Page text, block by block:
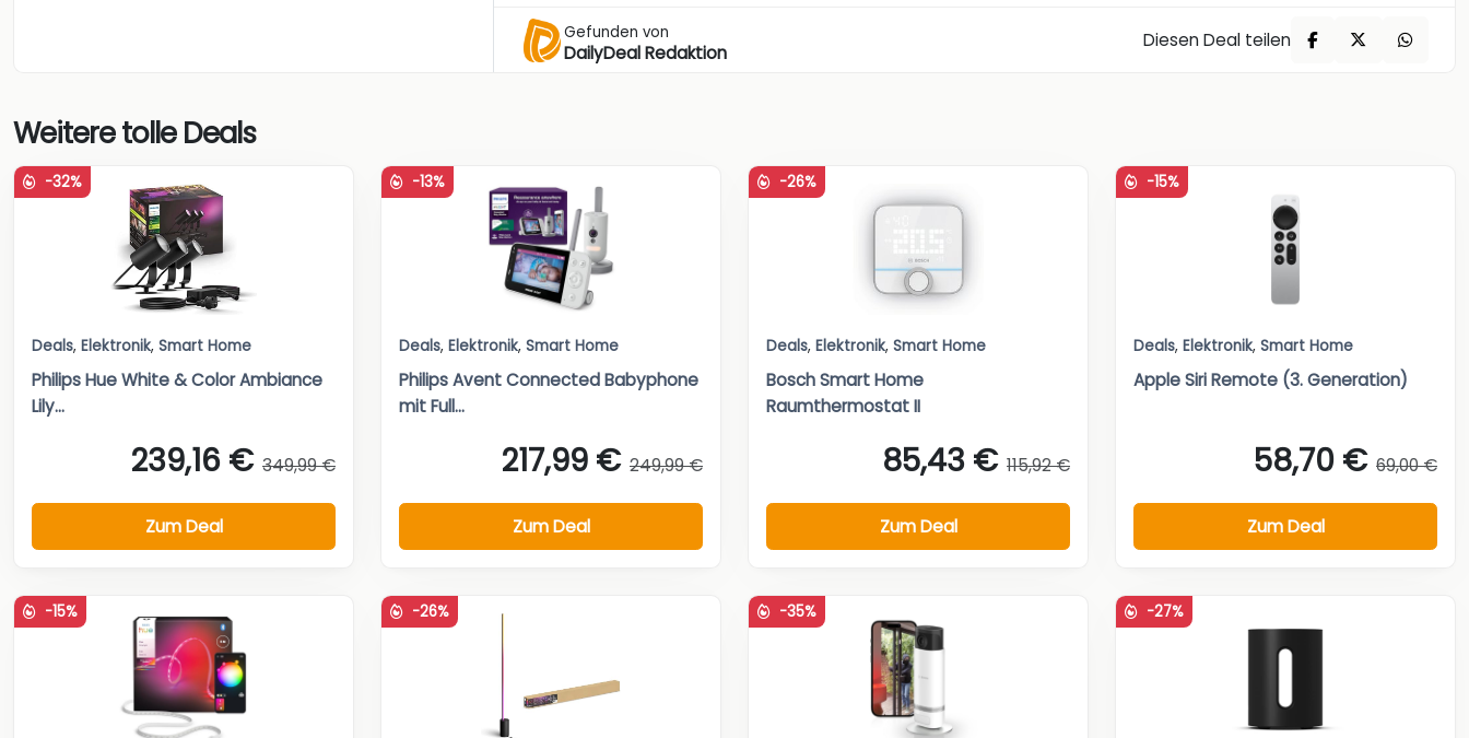
Gefunden von
DailyDeal Redaktion
Diesen Deal teilen
Weitere tolle Deals
-32%
Deals, Elektronik, Smart Home
Philips Hue White & Color Ambiance
Lily...
239,16 € 349,99 €
Zum Deal
-13%
Deals, Elektronik, Smart Home
Philips Avent Connected Babyphone
mit Full...
217,99 € 249,99 €
Zum Deal
-26%
Deals, Elektronik, Smart Home
Bosch Smart Home
Raumthermostat II
85,43 € 115,92 €
Zum Deal
-15%
Deals, Elektronik, Smart Home
Apple Siri Remote (3. Generation)
58,70 € 69,00 €
Zum Deal
-15% -26% -35% -27%